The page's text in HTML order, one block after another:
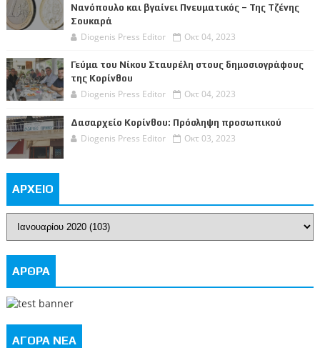
Νανόπουλο και βγαίνει Πνευματικός – Της Τζένης
Σουκαρά
Diogenis Press Editor Οκτ 04, 2023
Γεύμα του Νίκου Σταυρέλη στους δημοσιογράφους
της Κορίνθου
Diogenis Press Editor Οκτ 04, 2023
Δασαρχείο Κορίνθου: Πρόσληψη προσωπικού
Diogenis Press Editor Οκτ 03, 2023
ΑΡΧΕΙΟ
ΑΡΘΡΑ
ΑΓΟΡΑ ΝΕΑ